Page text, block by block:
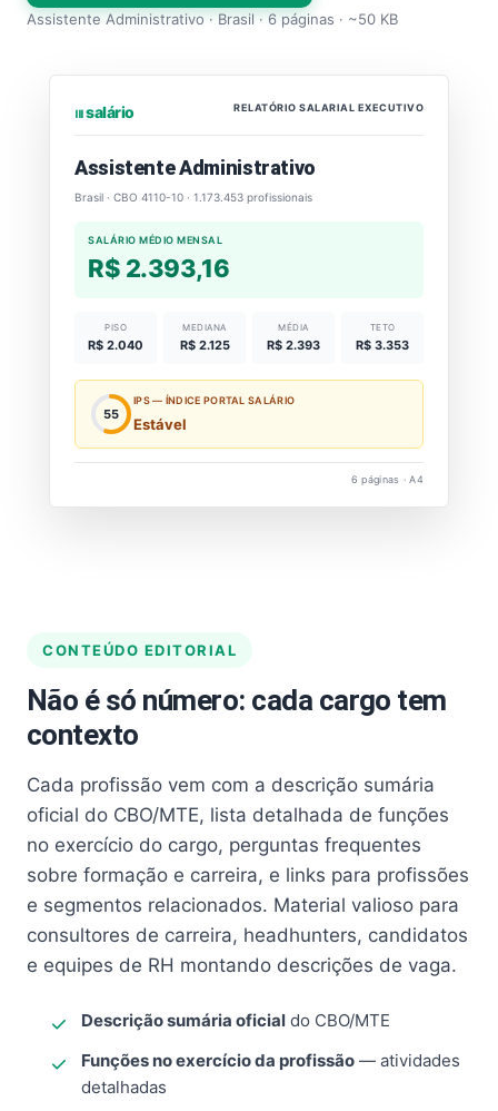
Assistente Administrativo · Brasil · 6 páginas · ~50 KB
⏐⏐⏐ salário RELATÓRIO SALARIAL EXECUTIVO
Assistente Administrativo
Brasil · CBO 4110-10 · 1.173.453 profissionais
SALÁRIO MÉDIO MENSAL
R$ 2.393,16
PISO
R$ 2.040
MEDIANA
R$ 2.125
MÉDIA
R$ 2.393
TETO
R$ 3.353
55
IPS — ÍNDICE PORTAL SALÁRIO
Estável
6 páginas · A4
CONTEÚDO EDITORIAL
Não é só número: cada cargo tem
contexto
Cada profissão vem com a descrição sumária
oficial do CBO/MTE, lista detalhada de funções
no exercício do cargo, perguntas frequentes
sobre formação e carreira, e links para profissões
e segmentos relacionados. Material valioso para
consultores de carreira, headhunters, candidatos
e equipes de RH montando descrições de vaga.
Descrição sumária oficial do CBO/MTE
Funções no exercício da profissão — atividades
detalhadas